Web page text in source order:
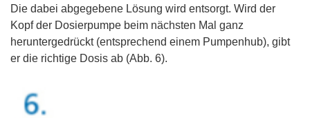
Die dabei abgegebene Lösung wird entsorgt. Wird der
Kopf der Dosierpumpe beim nächsten Mal ganz
heruntergedrückt (entsprechend einem Pumpenhub), gibt
er die richtige Dosis ab (Abb. 6).